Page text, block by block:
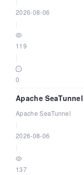
2026-08-06
119
0
Apache SeaTunnel
Apache SeaTunnel
2026-08-06
137